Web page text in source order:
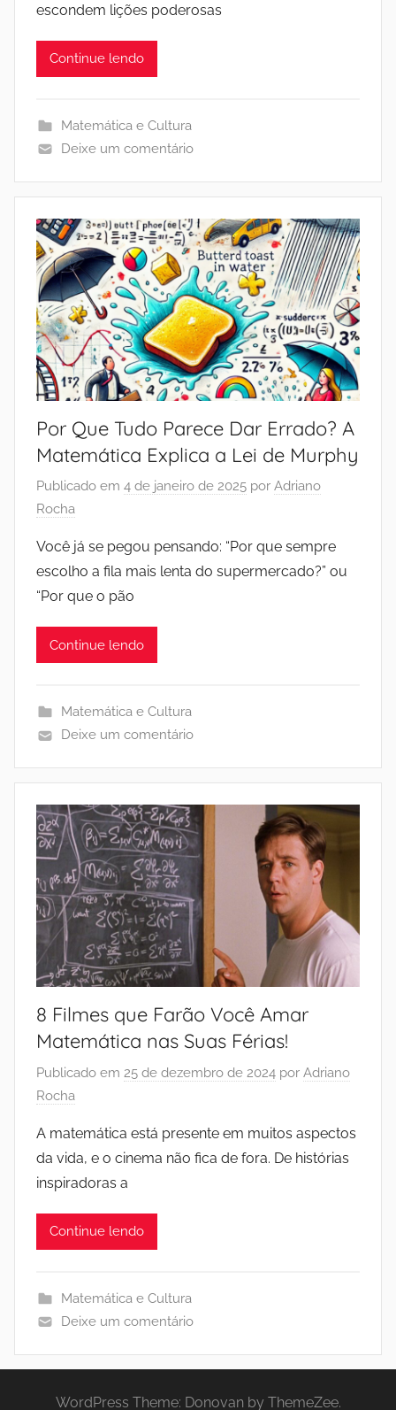
escondem lições poderosas
Continue lendo
Matemática e Cultura
Deixe um comentário
Por Que Tudo Parece Dar Errado? A
Matemática Explica a Lei de Murphy
Publicado em 4 de janeiro de 2025 por Adriano
Rocha
Você já se pegou pensando: “Por que sempre
escolho a fila mais lenta do supermercado?” ou
“Por que o pão
Continue lendo
Matemática e Cultura
Deixe um comentário
8 Filmes que Farão Você Amar
Matemática nas Suas Férias!
Publicado em 25 de dezembro de 2024 por Adriano
Rocha
A matemática está presente em muitos aspectos
da vida, e o cinema não fica de fora. De histórias
inspiradoras a
Continue lendo
Matemática e Cultura
Deixe um comentário
WordPress Theme: Donovan by ThemeZee.